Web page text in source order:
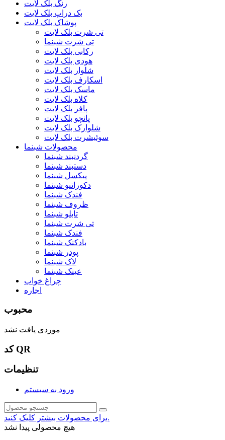
رنگ بلک لایت
بک دراپ بلک لایت
پوشاک بلک لایت
تی شرت بلک لایت
تی شرت شبنما
رکابی بلک لایت
هودی بلک لایت
شلوار بلک لایت
اسکارف بلک لایت
ماسک بلک لایت
کلاه بلک لایت
پافر بلک لایت
پانچو بلک لایت
شلوارک بلک لایت
سوئیشرت بلک لایت
محصولات شبنما
گردنبند شبنما
دستبند شبنما
پیکسل شبنما
دکوراتیو شبنما
فندک شبنما
ظروف شبنما
تابلو شبنما
تی شرت شبنما
فندک شبنما
بادکنک شبنما
پودر شبنما
لاک شبنما
عینک شبنما
چراغ خواب
اجاره
محبوب
موردی یافت نشد
کد QR
تنظیمات
ورود به سیستم
برای محصولات بیشتر کلیک کنید.
هیچ محصولی پیدا نشد